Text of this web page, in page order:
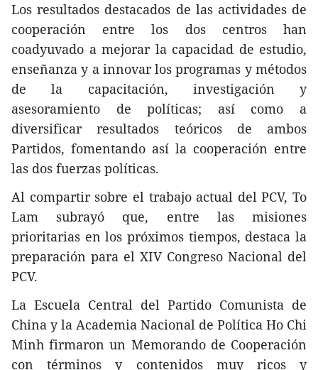
Los resultados destacados de las actividades de
cooperación entre los dos centros han
coadyuvado a mejorar la capacidad de estudio,
enseñanza y a innovar los programas y métodos
de la capacitación, investigación y
asesoramiento de políticas; así como a
diversificar resultados teóricos de ambos
Partidos, fomentando así la cooperación entre
las dos fuerzas políticas.
Al compartir sobre el trabajo actual del PCV, To
Lam subrayó que, entre las misiones
prioritarias en los próximos tiempos, destaca la
preparación para el XIV Congreso Nacional del
PCV.
La Escuela Central del Partido Comunista de
China y la Academia Nacional de Política Ho Chi
Minh firmaron un Memorando de Cooperación
con términos y contenidos muy ricos y